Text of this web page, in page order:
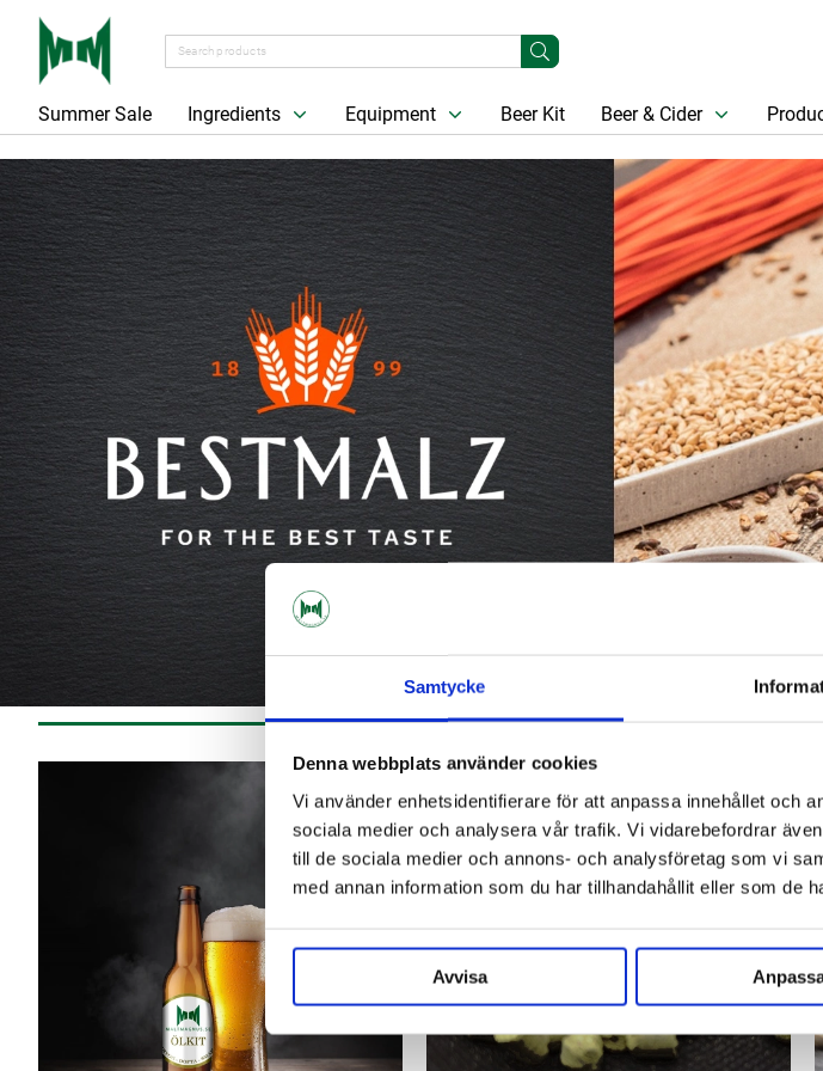
Samtycke
Denna webbplats använder cookies
Vi använder enhetsidentifierare för att anpassa innehållet och
sociala medier och analysera vår trafik. Vi vidarebefordrar
till de sociala medier och annons- och analysföretag som vi
med annan information som du har tillhandahållit eller som de
Avvisa
Summer Sale Ingredients Equipment Beer Kit Beer & Cider